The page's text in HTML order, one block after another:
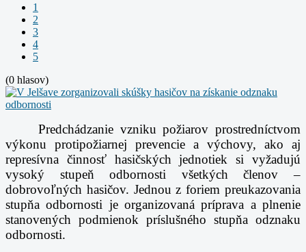
1
2
3
4
5
(0 hlasov)
Predchádzanie vzniku požiarov prostredníctvom
výkonu protipožiarnej prevencie a výchovy, ako aj
represívna činnosť hasičských jednotiek si vyžadujú
vysoký stupeň odbornosti všetkých členov –
dobrovoľných hasičov. Jednou z foriem preukazovania
stupňa odbornosti je organizovaná príprava a plnenie
stanovených podmienok príslušného stupňa odznaku
odbornosti.